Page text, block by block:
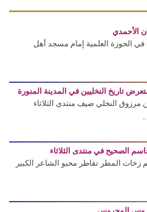
الأحمدي
الحوزة العلمية إمام مسجد أهل
تاريخ النخليين في المدينة المنورة
مرزوق النخلي ضيف منتدى الثلاثاء
الصحيح في منتدى الثلاثاء
المطر تقاطر محبو الشاعر الكبير